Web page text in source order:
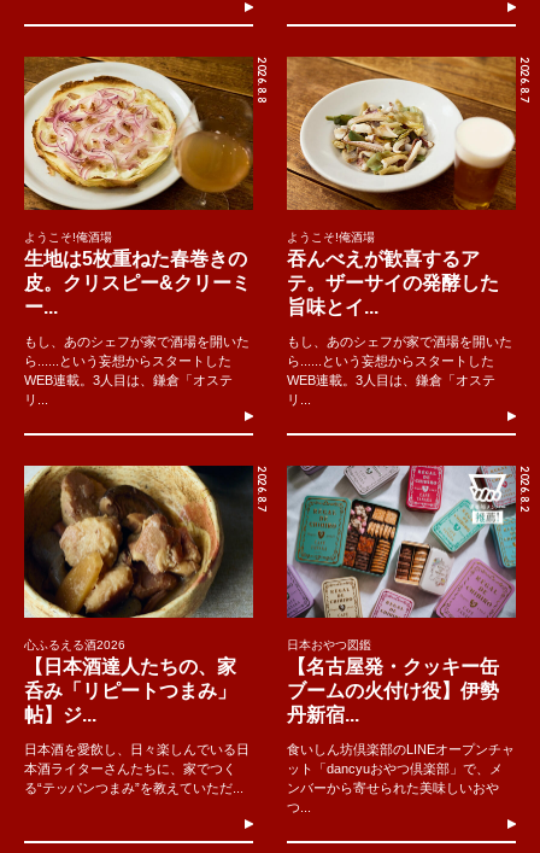
2026.8.8
ようこそ!俺酒場
生地は5枚重ねた春巻きの
皮。クリスピー&クリーミ
ー...
もし、あのシェフが家で酒場を開いた
ら......という妄想からスタートした
WEB連載。3人目は、鎌倉「オステ
リ...
2026.8.7
ようこそ!俺酒場
吞んべえが歓喜するア
テ。ザーサイの発酵した
旨味とイ...
もし、あのシェフが家で酒場を開いた
ら......という妄想からスタートした
WEB連載。3人目は、鎌倉「オステ
リ...
2026.8.7
心ふるえる酒2026
【日本酒達人たちの、家
呑み「リピートつまみ」
帖】ジ...
日本酒を愛飲し、日々楽しんでいる日
本酒ライターさんたちに、家でつく
る“テッパンつまみ”を教えていただ...
2026.8.2
日本おやつ図鑑
【名古屋発・クッキー缶
ブームの火付け役】伊勢
丹新宿...
食いしん坊倶楽部のLINEオープンチャ
ット「dancyuおやつ倶楽部」で、メ
ンバーから寄せられた美味しいおや
つ...